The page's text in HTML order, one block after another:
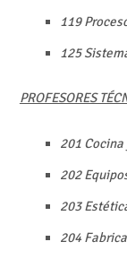
119
125
PROFESORES
201
202
203
204